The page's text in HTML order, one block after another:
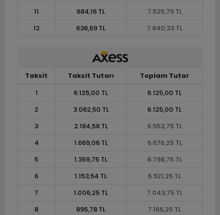
11
684,16 TL
7.525,79 TL
12
636,69 TL 7.640,33 TL
Taksit Taksit Tutarı
Toplam Tutar
1
6.125,00 TL
6.125,00 TL
2
3.062,50 TL
6.125,00 TL
3
2.184,58 TL
6.553,75 TL
4
1.669,06 TL
6.676,25 TL
5
1.359,75 TL
6.798,75 TL
6
1.153,54 TL
6.921,25 TL
7
1.006,25 TL
7.043,75 TL
8
895,78 TL
7.166,25 TL